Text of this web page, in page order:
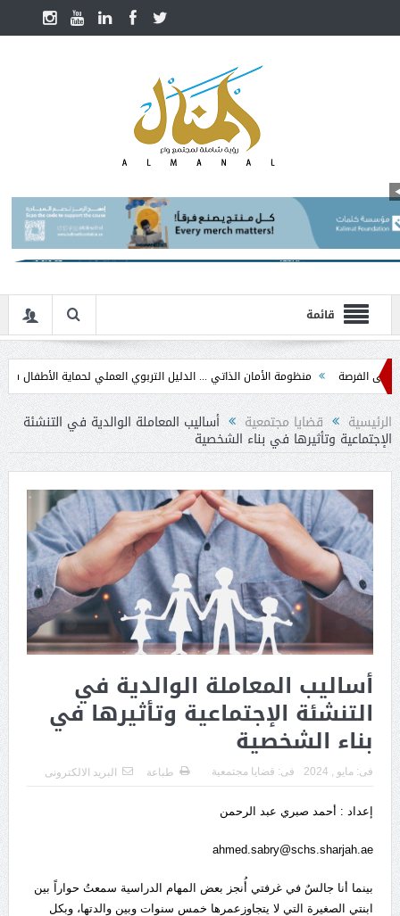
قائمة
منظومة الأمان الذاتي ... الدليل التربوي العملي لحماية الأطفال في مرحلة
الرئيسية قضايا مجتمعية أساليب المعاملة الوالدية في التنشئة
الإجتماعية وتأثيرها في بناء الشخصية
أساليب المعاملة الوالدية في
التنشئة الإجتماعية وتأثيرها في
بناء الشخصية
فى: مايو , 2024 فى: قضايا مجتمعية طباعة البريد الالكترونى
إعداد : أحمد صبري عبد الرحمن
ahmed.sabry@schs.sharjah.ae
بينما أنا جالسٌ في غرفتي أُنجز بعض المهام الدراسية سمعتُ حواراً بين
ابنتي الصغيرة التي لا يتجاوزعمرها خمس سنوات وبين والدتها، وبكل